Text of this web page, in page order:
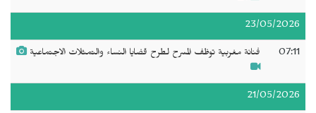
23/05/2026
07:11 فنانة مغربية توظف المسرح لطرح قضايا النساء والتمثلات الاجتماعية
21/05/2026